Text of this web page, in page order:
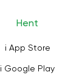
Hent
i App Store
i Google Play